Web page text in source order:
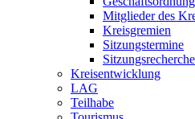
Mitglieder des
Kreisgremien
Sitzungstermine
Sitzungsrecherche
Kreisentwicklung
LAG
Teilhabe